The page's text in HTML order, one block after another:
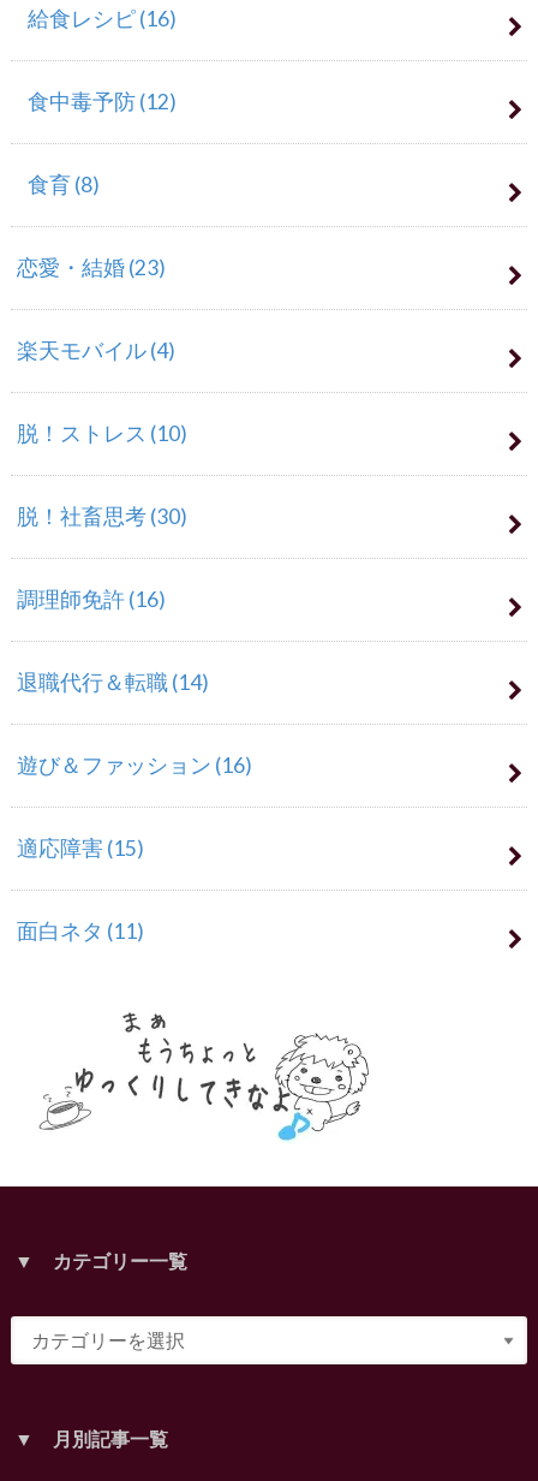
給食レシピ(16)
食中毒予防(12)
食育(8)
恋愛・結婚(23)
楽天モバイル(4)
脱！ストレス (10)
脱！社畜思考(30)
調理師免許(16)
退職代行＆転職(14)
遊び＆ファッション (16)
適応障害 (15)
面白ネタ (11)
▼ カテゴリー一覧
▼ 月別記事一覧